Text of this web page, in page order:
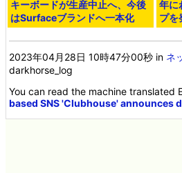
キーボードが生産中止へ、今後
はSurfaceブランドへ一本化
年に
プを
2023年04月28日 10時47分00秒 in ネ
darkhorse_log
You can read the machine translated
based SNS 'Clubhouse' announces